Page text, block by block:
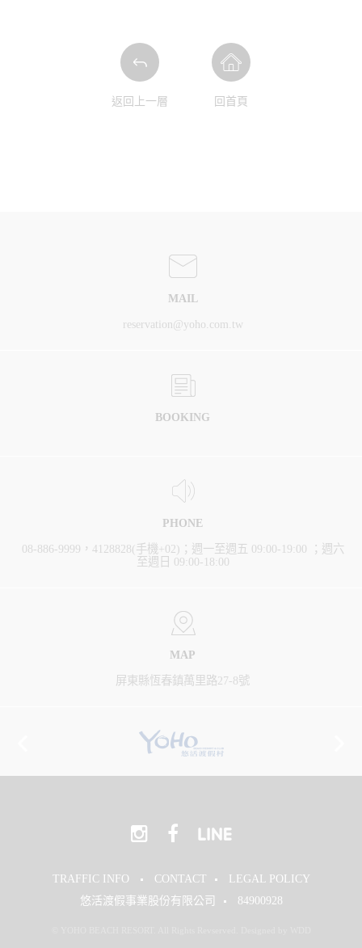
返回上一層 回首頁
MAIL
reservation@yoho.com.tw
BOOKING
PHONE
08-886-9999，4128828(手機+02)；週一至週五 09:00-19:00 ；週六
至週日 09:00-18:00
MAP
屏東縣恆春鎮萬里路27-8號
TRAFFIC INFO CONTACT
LEGAL POLICY
悠活渡假事業股份有限公司
84900928